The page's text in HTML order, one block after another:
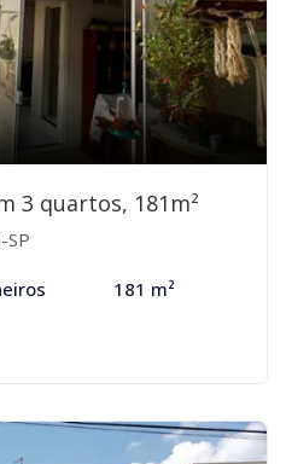
3 quartos, 181m²
SP
181 m²